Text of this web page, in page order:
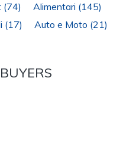
(74) Alimentari (145)
(17) Auto e Moto (21)